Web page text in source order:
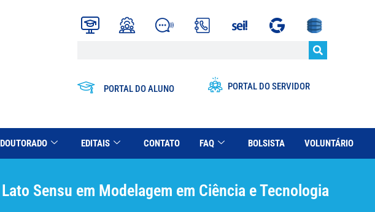
PORTAL DO ALUNO PORTAL DO SERVIDOR
EDITAIS CONTATO FAQ BOLSISTA VOLUNTÁRIO
Sensu em Modelagem em Ciência e Tecnologia